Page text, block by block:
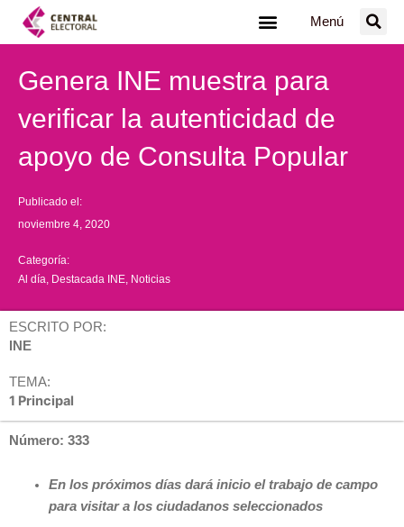
Menú
Genera INE muestra para
verificar la autenticidad de
apoyo de Consulta Popular
Publicado el:
noviembre 4, 2020
Categoría:
Al día Destacada INE Noticias
ESCRITO POR:
INE
TEMA:
1 Principal
Número: 333
En los próximos días dará inicio el trabajo de campo
para visitar a los ciudadanos seleccionados